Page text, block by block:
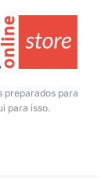
preparados para
para isso.